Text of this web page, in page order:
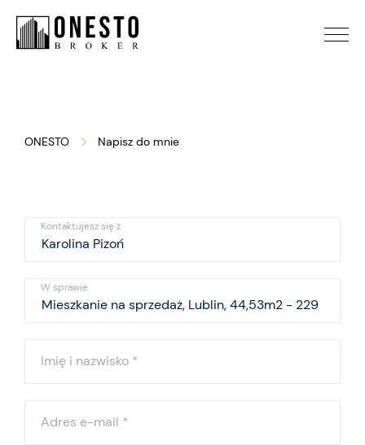
ONESTO Napisz do mnie
Kontaktujesz się z
W sprawie
Imię i nazwisko *
Adres e-mail *